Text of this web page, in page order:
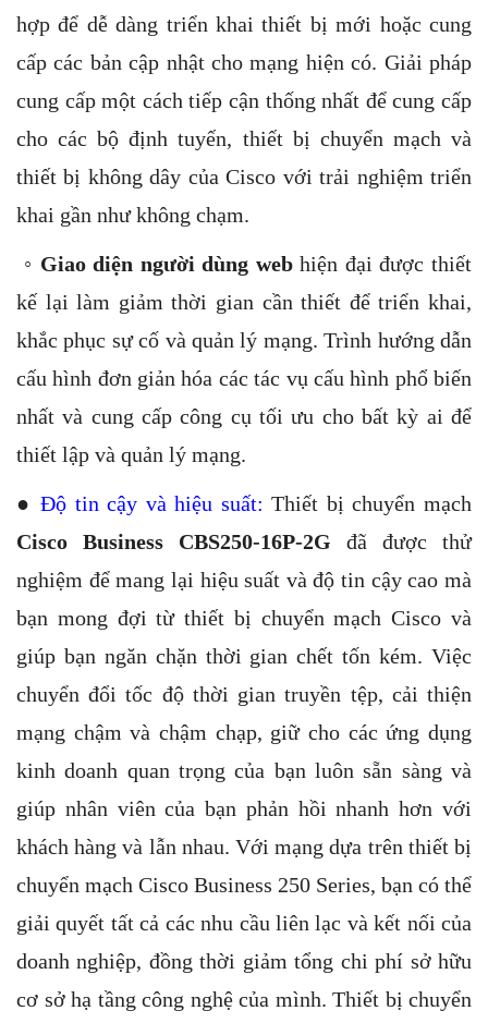
hợp để dễ dàng triển khai thiết bị mới hoặc cung
cấp các bản cập nhật cho mạng hiện có. Giải pháp
cung cấp một cách tiếp cận thống nhất để cung cấp
cho các bộ định tuyến, thiết bị chuyển mạch và
thiết bị không dây của Cisco với trải nghiệm triển
khai gần như không chạm.
◦ Giao diện người dùng webhiện đại được thiết
kế lại làm giảm thời gian cần thiết để triển khai,
khắc phục sự cố và quản lý mạng. Trình hướng dẫn
cấu hình đơn giản hóa các tác vụ cấu hình phổ biến
nhất và cung cấp công cụ tối ưu cho bất kỳ ai để
thiết lập và quản lý mạng.
● Độ tin cậy và hiệu suất: Thiết bị chuyển mạch
Cisco Business CBS250-16P-2G đã được thử
nghiệm để mang lại hiệu suất và độ tin cậy cao mà
bạn mong đợi từ thiết bị chuyển mạch Cisco và
giúp bạn ngăn chặn thời gian chết tốn kém. Việc
chuyển đổi tốc độ thời gian truyền tệp, cải thiện
mạng chậm và chậm chạp, giữ cho các ứng dụng
kinh doanh quan trọng của bạn luôn sẵn sàng và
giúp nhân viên của bạn phản hồi nhanh hơn với
khách hàng và lẫn nhau. Với mạng dựa trên thiết bị
chuyển mạch Cisco Business 250 Series, bạn có thể
giải quyết tất cả các nhu cầu liên lạc và kết nối của
doanh nghiệp, đồng thời giảm tổng chi phí sở hữu
cơ sở hạ tầng công nghệ của mình. Thiết bị chuyển